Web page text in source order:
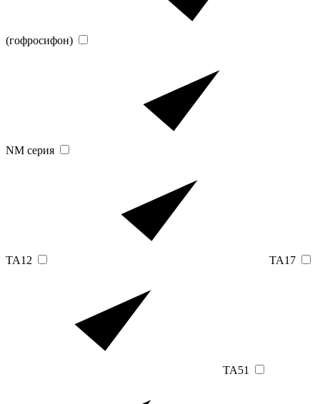
(гофросифон)
NM серия
TA12 TA17
TA51